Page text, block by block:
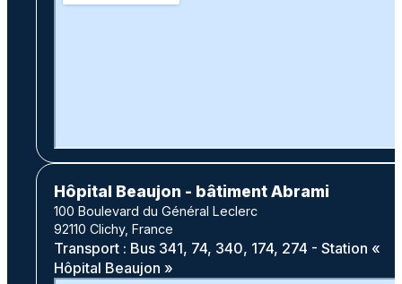
Hôpital Beaujon - bâtiment Abrami
100 Boulevard du Général Leclerc
92110 Clichy, France
Transport : Bus 341, 74, 340, 174, 274 - Station «
Hôpital Beaujon »